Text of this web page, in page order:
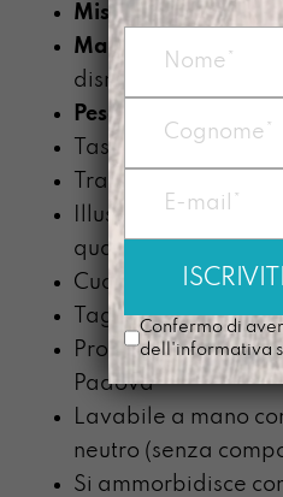
Misura:
14 x 24 x 6cm
Materiale: telo
dismesso
Peso : circa 180 g.
Tasca interna
Tracolla nera alta
Illustrazione
quadricromia con
Cucita con un filo
Tagliata a mano
Prodotta nel nostro
Padova
Lavabile a mano
neutro (senza
Si ammorbidisce
Confermo di
dell'informativa